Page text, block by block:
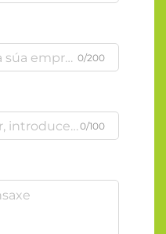
0/200
0/100